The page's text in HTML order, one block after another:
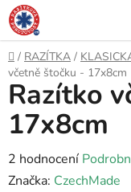
Přejít
na
obsah
Domů
/ RAZÍTKA /
včetně štočku - 17x8cm
Razítko
17x8cm
Průměrné
hodnocení
2 hodnocení
Značka: CzechMade